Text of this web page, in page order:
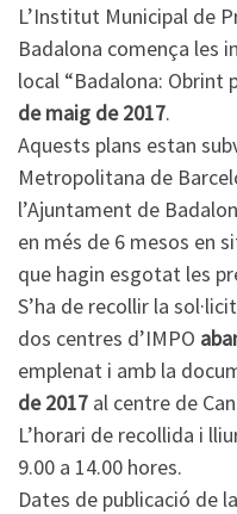
L’Institut Municipal de
Badalona comença les
local “Badalona: Obrint
de maig de 2017.
Aquests plans estan
Metropolitana de
l’Ajuntament de
en més de 6 mesos en
que hagin esgotat les
S’ha de recollir la
dos centres d’IMPO
emplenat i amb la
de 2017 al centre de
L’horari de recollida i
9.00 a 14.00 hores.
Dates de publicació de